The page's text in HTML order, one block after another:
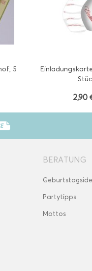
5
2,90
BERATUNG
Partytipps
Mottos